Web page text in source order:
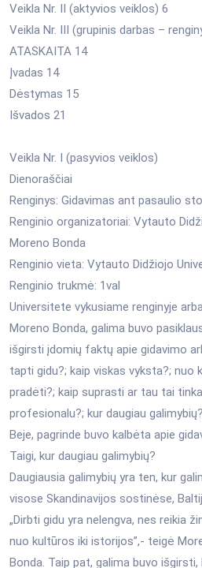
Veikla Nr. II (aktyvios veiklos) 6
Veikla Nr. III (grupinis darbas –
ATASKAITA 14
Įvadas 14
Dėstymas 15
Išvados 21
Veikla Nr. I (pasyvios veiklos)
Dienoraščiai
Renginys: Gidavimas ant pasaulio
Renginio organizatoriai: Vytauto
Moreno Bonda
Renginio vieta: Vytauto Didžiojo
Renginio trukmė: 1val
Universitete vykusiame renginyje
Moreno Bonda, galima buvo
išgirsti įdomių faktų apie gidavimo
tapti gidu?; kaip viskas vyksta?; nuo
pradėti?; kaip suprasti ar tau tai
profesionalu?; kur daugiau
Beje, pagrinde buvo kalbėta apie
Taigi, kur daugiau galimybių?
Daugiausia galimybių yra ten, kur
visose Skandinavijos sostinėse,
„Dirbti gidu yra nelengva, nes reikia
nuo kultūros iki istorijos”,- teigė
Bonda. Taip pat, galima buvo